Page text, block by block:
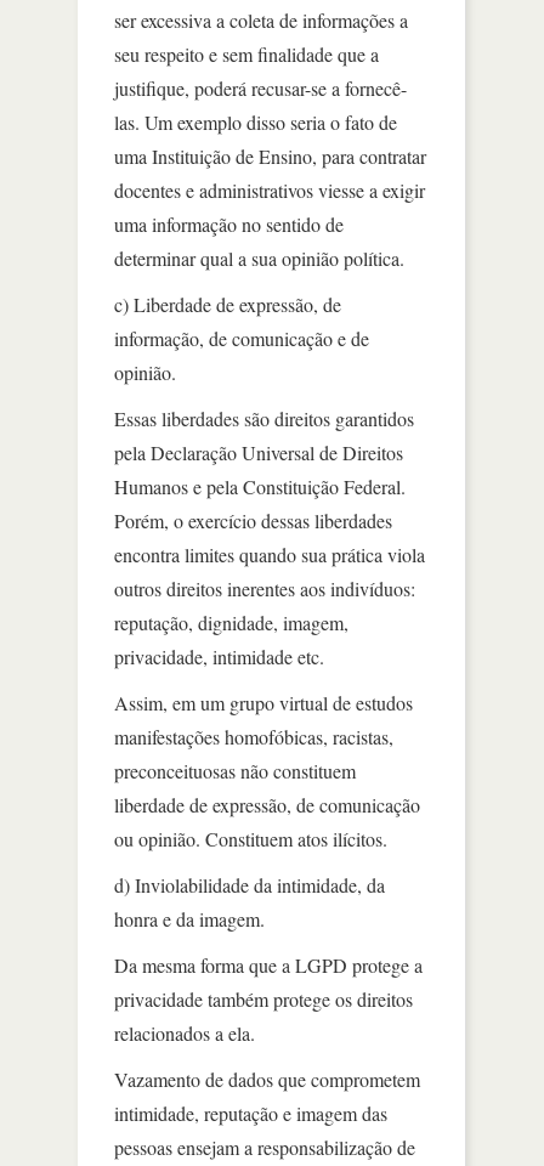
ser excessiva a coleta de informações a
seu respeito e sem finalidade que a
justifique, poderá recusar-se a fornecê-
las. Um exemplo disso seria o fato de
uma Instituição de Ensino, para contratar
docentes e administrativos viesse a exigir
uma informação no sentido de
determinar qual a sua opinião política.
c) Liberdade de expressão, de
informação, de comunicação e de
opinião.
Essas liberdades são direitos garantidos
pela Declaração Universal de Direitos
Humanos e pela Constituição Federal.
Porém, o exercício dessas liberdades
encontra limites quando sua prática viola
outros direitos inerentes aos indivíduos:
reputação, dignidade, imagem,
privacidade, intimidade etc.
Assim, em um grupo virtual de estudos
manifestações homofóbicas, racistas,
preconceituosas não constituem
liberdade de expressão, de comunicação
ou opinião. Constituem atos ilícitos.
d) Inviolabilidade da intimidade, da
honra e da imagem.
Da mesma forma que a LGPD protege a
privacidade também protege os direitos
relacionados a ela.
Vazamento de dados que comprometem
intimidade, reputação e imagem das
pessoas ensejam a responsabilização de